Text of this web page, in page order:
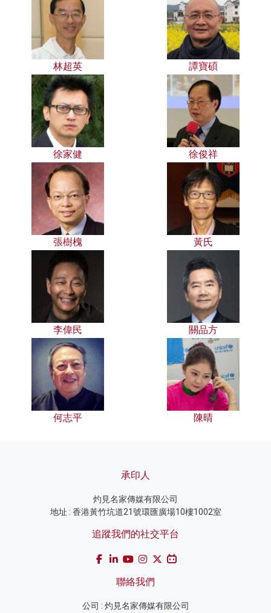
林超英 譚寶碩
徐家健 徐俊祥
張樹槐 黃氏
李偉民 關品方
何志平 陳晴
承印人
灼見名家傳媒有限公司
地址 : 香港黃竹坑道21號環匯廣場10樓1002室
追蹤我們的社交平台
聯絡我們
公司 : 灼見名家傳媒有限公司